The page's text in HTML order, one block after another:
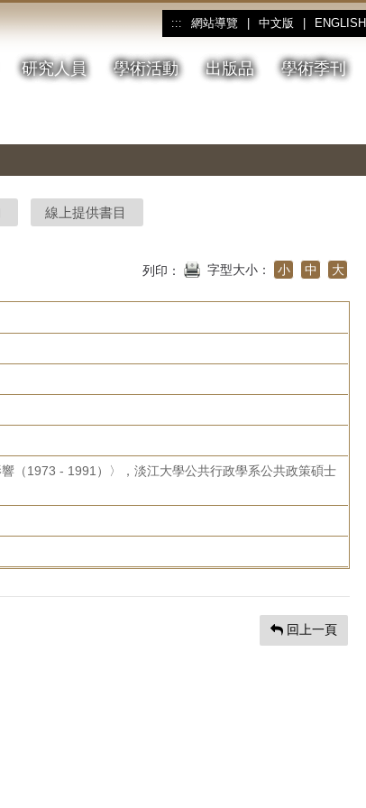
::: 網站導覽 中文版 ENGLISH
研究人員 學術活動 出版品 學術季刊
線上提供書目
列印： 字型大小： 小 中 大
（1973 - 1991）〉，淡江大學公共行政學系公共政策碩士
回上一頁